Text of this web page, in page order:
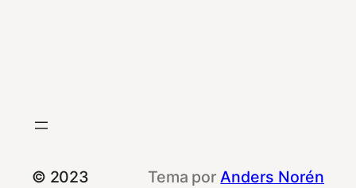
© 2023 Tema porAnders Norén